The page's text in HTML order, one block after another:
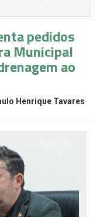
pedidos
Municipal
ao
Henrique Tavares